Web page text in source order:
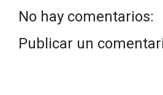
No hay comentarios:
Publicar un